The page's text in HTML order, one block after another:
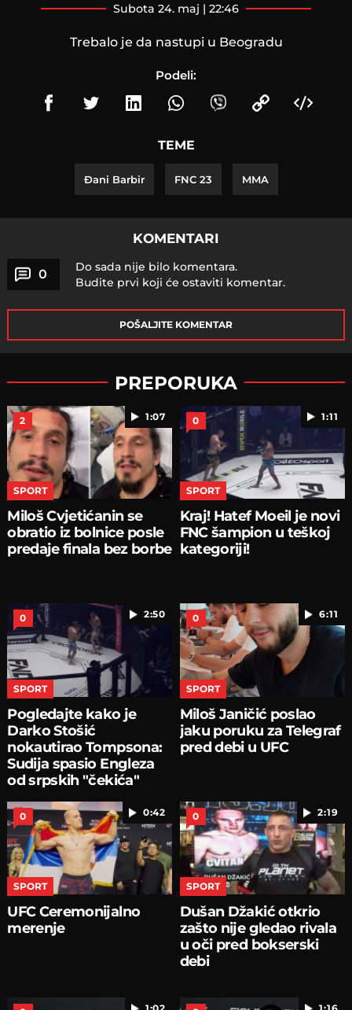
subota 24. maj | 22:46
Trebalo je da nastupi u Beogradu
Podeli:
TEME
Đani Barbir FNC 23 MMA
KOMENTARI
0
Do sada nije bilo komentara.
Budite prvi koji će ostaviti komentar.
POŠALJITE KOMENTAR
PREPORUKA
1:07
2
SPORT
Miloš Cvjetićanin se
obratio iz bolnice posle
predaje finala bez borbe
1:11
0
SPORT
Kraj! Hatef Moeil je novi
FNC šampion u teškoj
kategoriji!
2:50
0
SPORT
Pogledajte kako je
Darko Stošić
nokautirao Tompsona:
Sudija spasio Engleza
od srpskih "čekića"
6:11
0
SPORT
Miloš Janičić poslao
jaku poruku za Telegraf
pred debi u UFC
0:42
0
SPORT
UFC Ceremonijalno
merenje
2:19
0
SPORT
Dušan Džakić otkrio
zašto nije gledao rivala
u oči pred bokserski
debi